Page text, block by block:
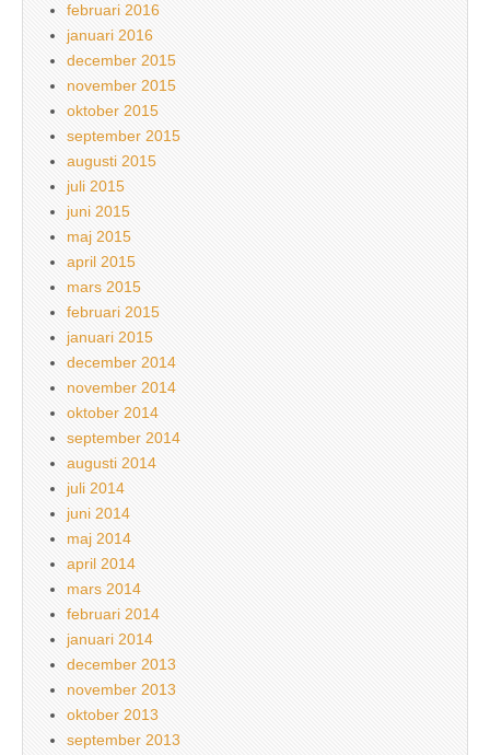
februari 2016
januari 2016
december 2015
november 2015
oktober 2015
september 2015
augusti 2015
juli 2015
juni 2015
maj 2015
april 2015
mars 2015
februari 2015
januari 2015
december 2014
november 2014
oktober 2014
september 2014
augusti 2014
juli 2014
juni 2014
maj 2014
april 2014
mars 2014
februari 2014
januari 2014
december 2013
november 2013
oktober 2013
september 2013